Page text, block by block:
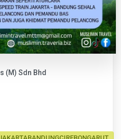
(M) Sdn Bhd